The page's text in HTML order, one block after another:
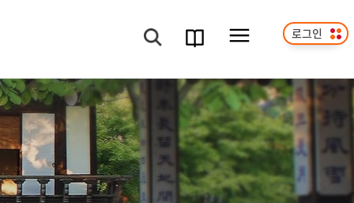
검색
과정
메뉴보기 로그인